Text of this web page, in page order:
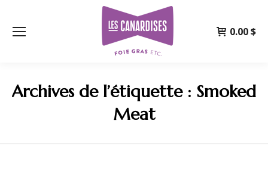
0.00$
Archives de l’étiquette : Smoked
Meat